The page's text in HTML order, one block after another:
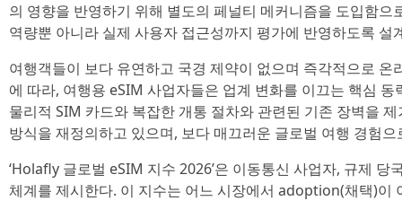
의 영향을 반영하기 위해 별도의 페널티 메커니즘을 도입함
역량뿐 아니라 실제 사용자 접근성까지 평가에 반영하도록 설
여행객들이 보다 유연하고 국경 제약이 없으며 즉각적으로
에 따라, 여행용 eSIM 사업자들은 업계 변화를 이끄는 핵심
물리적 SIM 카드와 복잡한 개통 절차와 관련된 기존 장벽을
방식을 재정의하고 있으며, 보다 매끄러운 글로벌 여행 경험
‘Holafly 글로벌 eSIM 지수 2026’은 이동통신 사업자, 규제 당
체계를 제시한다. 이 지수는 어느 시장에서 adoption(채택)이